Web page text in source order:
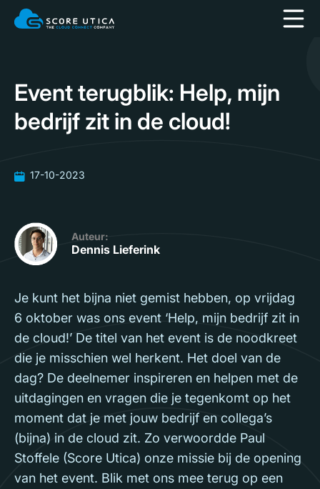
Event terugblik: Help, mijn
bedrijf zit in de cloud!
17-10-2023
Auteur:
Dennis Lieferink
Je kunt het bijna niet gemist hebben, op vrijdag
6 oktober was ons event ‘Help, mijn bedrijf zit in
de cloud!’ De titel van het event is de noodkreet
die je misschien wel herkent. Het doel van de
dag? De deelnemer inspireren en helpen met de
uitdagingen en vragen die je tegenkomt op het
moment dat je met jouw bedrijf en collega’s
(bijna) in de cloud zit. Zo verwoordde Paul
Stoffele (Score Utica) onze missie bij de opening
van het event. Blik met ons mee terug op een